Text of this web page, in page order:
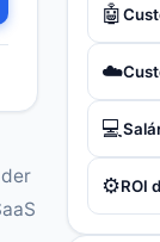
🤖
☁️
💻
⚙️ROI